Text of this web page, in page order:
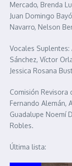
Mercado, Brenda
Juan Domingo
Navarro, Nelson
Vocales Suplentes:
Sánchez, Víctor
Jessica Rosana
Comisión Revisora
Fernando Alemán,
Guadalupe Noemí
Robles.
Última lista: